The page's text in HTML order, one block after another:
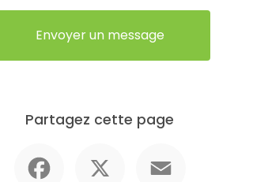
Envoyer un message
Partagez cette page